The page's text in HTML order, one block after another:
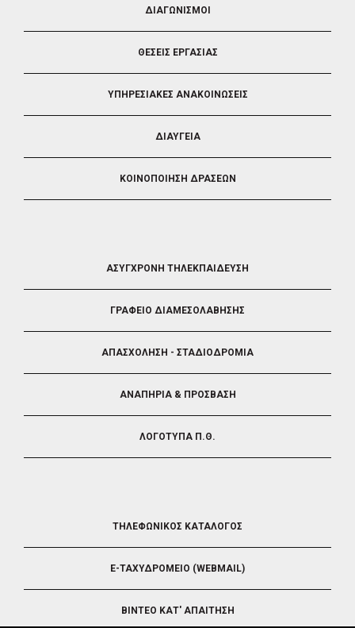
ΔΙΑΓΩΝΙΣΜΟΙ
ΘΕΣΕΙΣ ΕΡΓΑΣΙΑΣ
ΥΠΗΡΕΣΙΑΚΕΣ ΑΝΑΚΟΙΝΩΣΕΙΣ
ΔΙΑΥΓΕΙΑ
ΚΟΙΝΟΠΟΙΗΣΗ ΔΡΑΣΕΩΝ
ΑΣΥΓΧΡΟΝΗ ΤΗΛΕΚΠΑΙΔΕΥΣΗ
ΓΡΑΦΕΙΟ ΔΙΑΜΕΣΟΛΑΒΗΣΗΣ
ΑΠΑΣΧΟΛΗΣΗ - ΣΤΑΔΙΟΔΡΟΜΙΑ
ΑΝΑΠΗΡΙΑ & ΠΡΟΣΒΑΣΗ
ΛΟΓΟΤΥΠΑ Π.Θ.
ΤΗΛΕΦΩΝΙΚΟΣ ΚΑΤΑΛΟΓΟΣ
E-ΤΑΧΥΔΡΟΜΕΙΟ (WEBMAIL)
ΒΙΝΤΕΟ ΚΑΤ' ΑΠΑΙΤΗΣΗ